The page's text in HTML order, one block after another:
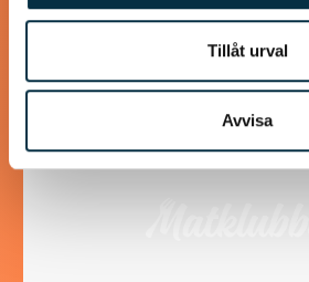
Tillåt urval
Avvisa